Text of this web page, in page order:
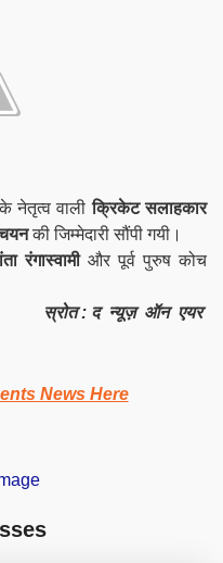
नेतृत्व वालीक्रिकेट सलाहकार
चयनकी जिम्मेदारी सौंपी गयी।
रंगास्वामीऔर पूर्व पुरुष कोच
स्रोत : द न्यूज़ ऑन एयर
News Here